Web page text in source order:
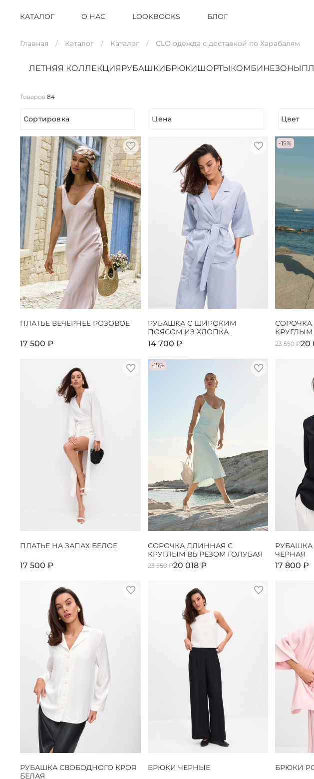
КАТАЛОГ О НАС LOOKBOOKS БЛОГ
Главная Каталог Каталог CLO одежда с доставкой по Харабалям
ЛЕТНЯЯ КОЛЛЕКЦИЯ РУБАШКИБРЮКИШОРТЫ КОМБИНЕЗОНЫ
Товаров 84
Сортировка Цена Цвет
ПЛАТЬЕ ВЕЧЕРНЕЕ РОЗОВОЕ
17 500 ₽
РУБАШКА С ШИРОКИМ
ПОЯСОМ ИЗ ХЛОПКА
14 700 ₽
-15%
23 550 ₽20
ПЛАТЬЕ НА ЗАПАХ БЕЛОЕ
17 500 ₽
-15%
СОРОЧКА ДЛИННАЯ С
КРУГЛЫМ ВЫРЕЗОМ ГОЛУБАЯ
23 550 ₽20 018 ₽
ЧЕРНАЯ
17 800 ₽
РУБАШКА СВОБОДНОГО КРОЯ
БЕЛАЯ
БРЮКИ ЧЕРНЫЕ БРЮКИ